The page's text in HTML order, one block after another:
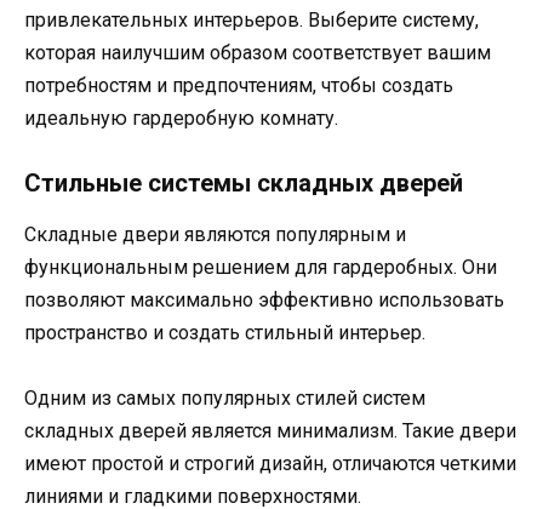
привлекательных интерьеров. Выберите систему,
которая наилучшим образом соответствует вашим
потребностям и предпочтениям, чтобы создать
идеальную гардеробную комнату.
Стильные системы складных дверей
Складные двери являются популярным и
функциональным решением для гардеробных. Они
позволяют максимально эффективно использовать
пространство и создать стильный интерьер.
Одним из самых популярных стилей систем
складных дверей является минимализм. Такие двери
имеют простой и строгий дизайн, отличаются четкими
линиями и гладкими поверхностями.